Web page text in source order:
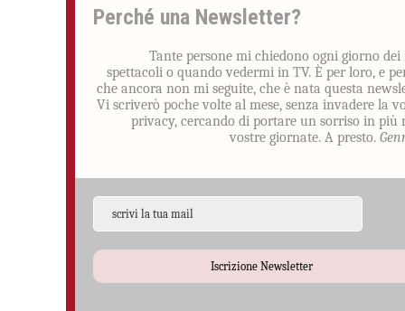
Perché una Newsletter?
Tante persone mi chiedono ogni giorno dei
spettacoli o quando vedermi in TV. È per loro, e
che ancora non mi seguite, che è nata questa
Vi scriverò poche volte al mese, senza invadere la
privacy, cercando di portare un sorriso in più
vostre giornate. A presto.
Iscrizione Newsletter